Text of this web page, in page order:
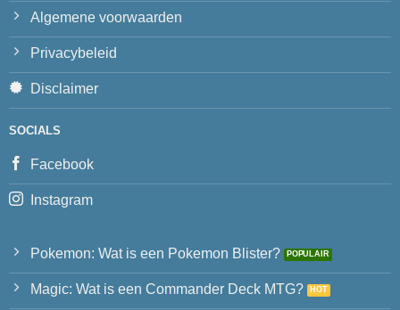
Algemene voorwaarden
Privacybeleid
Disclaimer
SOCIALS
Facebook
Instagram
Pokemon: Wat is een Pokemon Blister?
Magic: Wat is een Commander Deck MTG?